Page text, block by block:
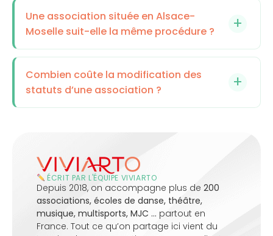
Une association située en Alsace-
Moselle suit-elle la même procédure ?
Combien coûte la modification des
statuts d’une association ?
ÉCRIT PAR L'ÉQUIPE VIVIARTO
Depuis 2018, on accompagne plus de 200
associations, écoles de danse, théâtre,
musique, multisports, MJC … partout en
France. Tout ce qu’on partage ici vient du